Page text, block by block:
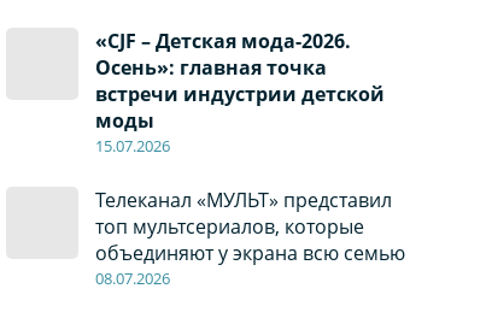
«CJF – Детская мода-2026.
Осень»: главная точка
встречи индустрии детской
моды
15.07.2026
Телеканал «МУЛЬТ» представил
топ мультсериалов, которые
объединяют у экрана всю семью
08.07.2026